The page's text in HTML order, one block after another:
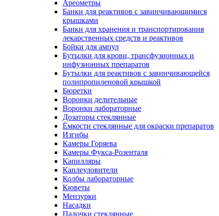
Ареометры
Банки для реактивов с завинчивающимися
крышками
Банки для хранения и транспортирования
лекарственных средств и реактивов
Бойки для ампул
Бутылки для крови, трансфузионных и
инфузионных препаратов
Бутылки для реактивов с завинчивающейся
полипропиленовой крышкой
Бюретки
Воронки делительные
Воронки лабораторные
Дозаторы стеклянные
Ёмкости стеклянные для окраски препаратов
Изгибы
Камеры Горяева
Камеры Фукса-Розенталя
Капилляры
Каплеуловители
Колбы лабораторные
Кюветы
Мензурки
Насадки
Палочки стеклянные